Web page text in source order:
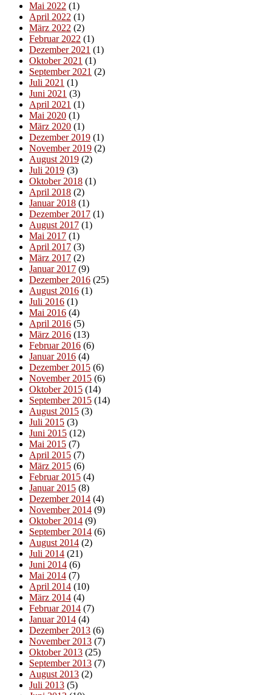
Mai 2022 (1)
April 2022 (1)
März 2022 (2)
Februar 2022 (1)
Dezember 2021 (1)
Oktober 2021 (1)
September 2021 (2)
Juli 2021 (1)
Juni 2021 (3)
April 2021 (1)
Mai 2020 (1)
März 2020 (1)
Dezember 2019 (1)
November 2019 (2)
August 2019 (2)
Juli 2019 (3)
Oktober 2018 (1)
April 2018 (2)
Januar 2018 (1)
Dezember 2017 (1)
August 2017 (1)
Mai 2017 (1)
April 2017 (3)
März 2017 (2)
Januar 2017 (9)
Dezember 2016 (25)
August 2016 (1)
Juli 2016 (1)
Mai 2016 (4)
April 2016 (5)
März 2016 (13)
Februar 2016 (6)
Januar 2016 (4)
Dezember 2015 (6)
November 2015 (6)
Oktober 2015 (14)
September 2015 (14)
August 2015 (3)
Juli 2015 (3)
Juni 2015 (12)
Mai 2015 (7)
April 2015 (7)
März 2015 (6)
Februar 2015 (4)
Januar 2015 (8)
Dezember 2014 (4)
November 2014 (9)
Oktober 2014 (9)
September 2014 (6)
August 2014 (2)
Juli 2014 (21)
Juni 2014 (6)
Mai 2014 (7)
April 2014 (10)
März 2014 (4)
Februar 2014 (7)
Januar 2014 (4)
Dezember 2013 (6)
November 2013 (7)
Oktober 2013 (25)
September 2013 (7)
August 2013 (2)
Juli 2013 (5)